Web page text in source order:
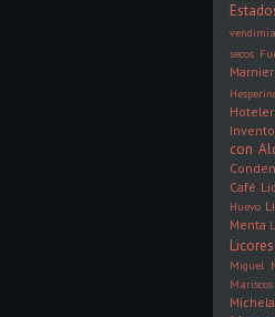
vendimia
secos
Marnier
con
Café
Huevo
Menta
Miguel
Mariscos